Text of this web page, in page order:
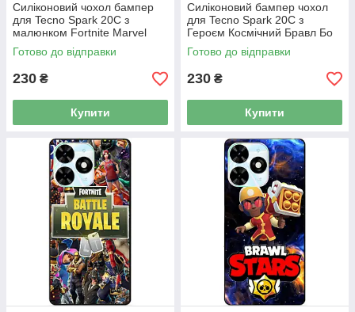
Силіконовий чохол бампер
для Tecno Spark 20C з
малюнком Fortnite Marvel
Фортнайт Марвел
Готово до відправки
230 ₴
Купити
Силіконовий бампер чохол
для Tecno Spark 20C з
Героєм Космічний Бравл Бо
Готово до відправки
230 ₴
Купити